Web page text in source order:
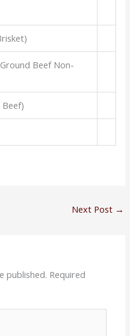
Beef Non-
Beef)
Next Post →
published. Required